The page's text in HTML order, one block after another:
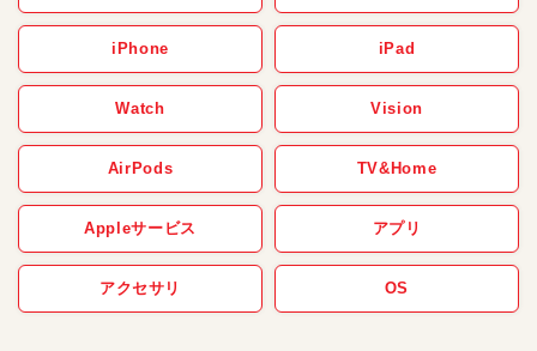
iPhone iPad
Watch Vision
AirPods TV&Home
Appleサービス アプリ
アクセサリ OS